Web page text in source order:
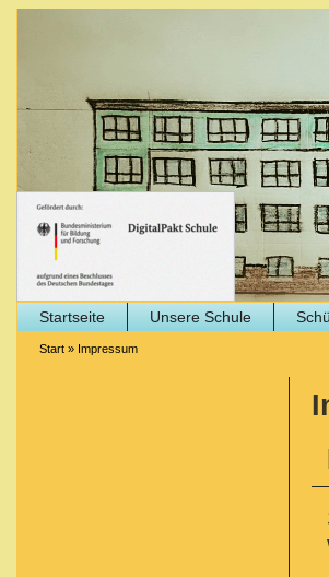
Startseite Unsere Schule
Start» Impressum